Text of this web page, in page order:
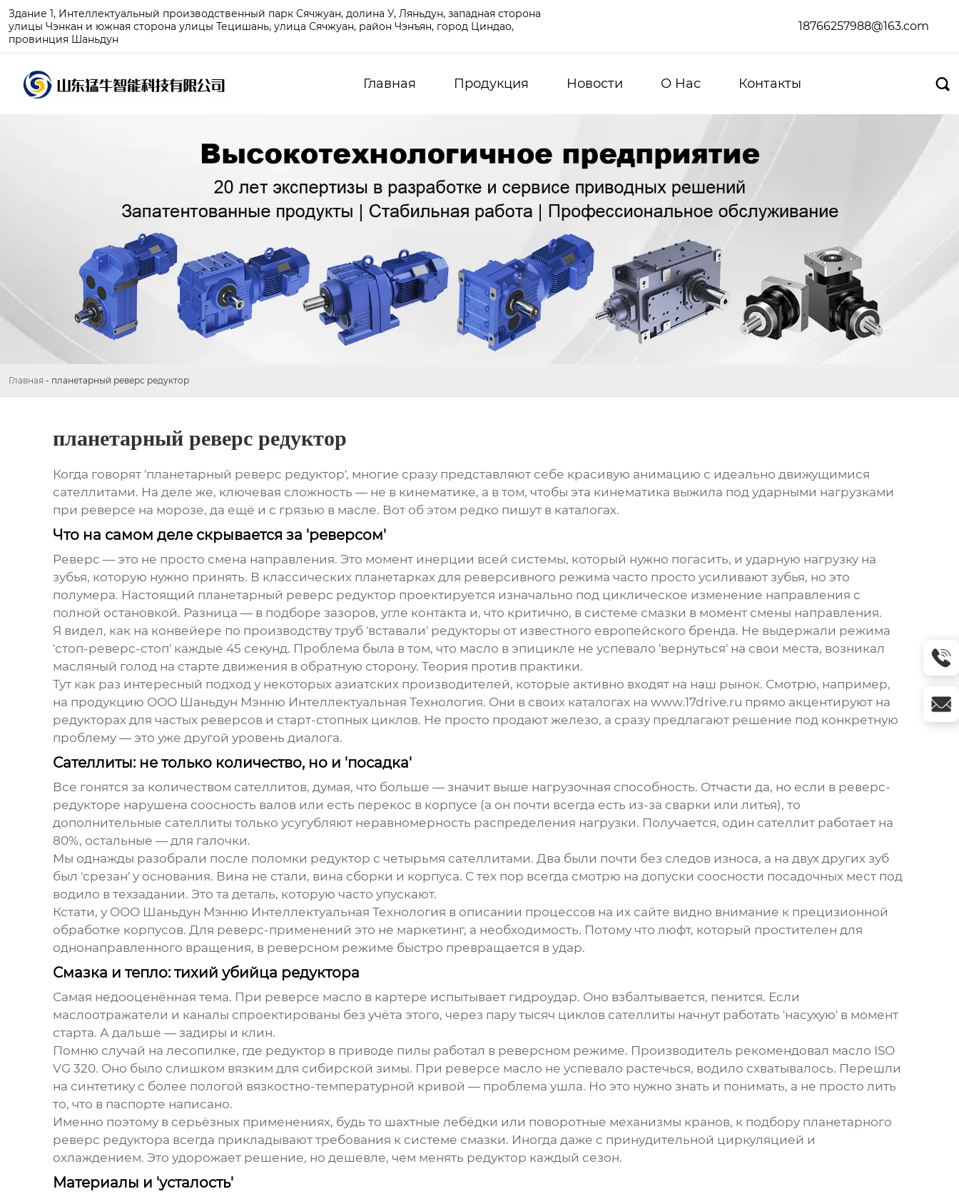
Здание 1, Интеллектуальный производственный парк Сячжуан, долина У, Ляньдун, западная сторона
улицы Чэнкан и южная сторона улицы Тецишань, улица Сячжуан, район Чэнъян, город Циндао,
провинция Шаньдун
18766257988@163.com
Главная Продукция Новости О Hас Контакты 
Главная - планетарный реверс редуктор
планетарный реверс редуктор
Когда говорят 'планетарный реверс редуктор', многие сразу представляют себе красивую анимацию с идеально движущимися
сателлитами. На деле же, ключевая сложность — не в кинематике, а в том, чтобы эта кинематика выжила под ударными нагрузками
при реверсе на морозе, да ещё и с грязью в масле. Вот об этом редко пишут в каталогах.
Что на самом деле скрывается за 'реверсом'
Реверс — это не просто смена направления. Это момент инерции всей системы, который нужно погасить, и ударную нагрузку на
зубья, которую нужно принять. В классических планетарках для реверсивного режима часто просто усиливают зубья, но это
полумера. Настоящий планетарный реверс редуктор проектируется изначально под циклическое изменение направления с
полной остановкой. Разница — в подборе зазоров, угле контакта и, что критично, в системе смазки в момент смены направления.
Я видел, как на конвейере по производству труб 'вставали' редукторы от известного европейского бренда. Не выдержали режима
'стоп-реверс-стоп' каждые 45 секунд. Проблема была в том, что масло в эпицикле не успевало 'вернуться' на свои места, возникал
масляный голод на старте движения в обратную сторону. Теория против практики.
Тут как раз интересный подход у некоторых азиатских производителей, которые активно входят на наш рынок. Смотрю, например,
на продукцию ООО Шаньдун Мэнню Интеллектуальная Технология. Они в своих каталогах на www.17drive.ru прямо акцентируют на
редукторах для частых реверсов и старт-стопных циклов. Не просто продают железо, а сразу предлагают решение под конкретную
проблему — это уже другой уровень диалога.
Сателлиты: не только количество, но и 'посадка'
Все гонятся за количеством сателлитов, думая, что больше — значит выше нагрузочная способность. Отчасти да, но если в реверс-
редукторе нарушена соосность валов или есть перекос в корпусе (а он почти всегда есть из-за сварки или литья), то
дополнительные сателлиты только усугубляют неравномерность распределения нагрузки. Получается, один сателлит работает на
80%, остальные — для галочки.
Мы однажды разобрали после поломки редуктор с четырьмя сателлитами. Два были почти без следов износа, а на двух других зуб
был 'срезан' у основания. Вина не стали, вина сборки и корпуса. С тех пор всегда смотрю на допуски соосности посадочных мест под
водило в техзадании. Это та деталь, которую часто упускают.
Кстати, у ООО Шаньдун Мэнню Интеллектуальная Технология в описании процессов на их сайте видно внимание к прецизионной
обработке корпусов. Для реверс-применений это не маркетинг, а необходимость. Потому что люфт, который простителен для
однонаправленного вращения, в реверсном режиме быстро превращается в удар.
Смазка и тепло: тихий убийца редуктора
Самая недооценённая тема. При реверсе масло в картере испытывает гидроудар. Оно взбалтывается, пенится. Если
маслоотражатели и каналы спроектированы без учёта этого, через пару тысяч циклов сателлиты начнут работать 'насухую' в момент
старта. А дальше — задиры и клин.
Помню случай на лесопилке, где редуктор в приводе пилы работал в реверсном режиме. Производитель рекомендовал масло ISO
VG 320. Оно было слишком вязким для сибирской зимы. При реверсе масло не успевало растечься, водило схватывалось. Перешли
на синтетику с более пологой вязкостно-температурной кривой — проблема ушла. Но это нужно знать и понимать, а не просто лить
то, что в паспорте написано.
Именно поэтому в серьёзных применениях, будь то шахтные лебёдки или поворотные механизмы кранов, к подбору планетарного
реверс редуктора всегда прикладывают требования к системе смазки. Иногда даже с принудительной циркуляцией и
охлаждением. Это удорожает решение, но дешевле, чем менять редуктор каждый сезон.
Материалы и 'усталость'